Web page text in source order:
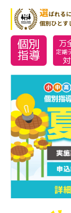
選ばれる
個別ひとす
個別
指導
万
定期